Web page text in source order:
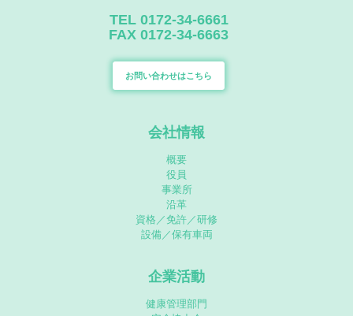
TEL 0172-34-6661
FAX 0172-34-6663
お問い合わせはこちら
会社情報
概要
役員
事業所
沿革
資格／免許／研修
設備／保有車両
企業活動
健康管理部門